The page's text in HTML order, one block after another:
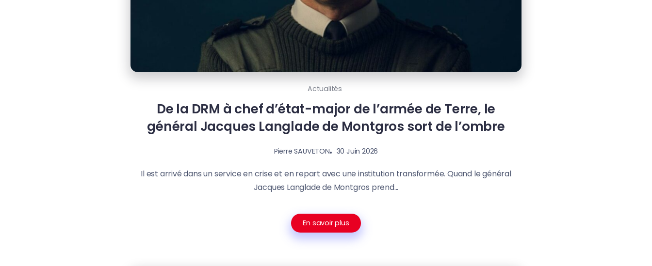
Actualités
De la DRM à chef d’état-major de l’armée de Terre, le
général Jacques Langlade de Montgros sort de l’ombre
Pierre SAUVETON 30 Juin 2026
Il est arrivé dans un service en crise et en repart avec une institution transformée. Quand le général
Jacques Langlade de Montgros prend...
En savoir plus